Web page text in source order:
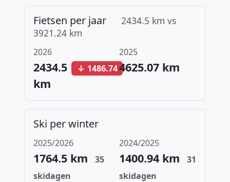
Fietsen per jaar
2434.5 km vs
3921.24 km
2026
2434.5
km
↓ 1486.74
2025
4625.07 km
Ski per winter
2025/2026
1764.5 km
35
skidagen
2024/2025
1400.94 km
31
skidagen